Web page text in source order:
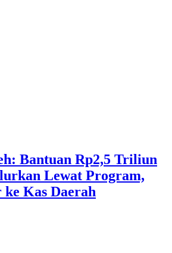
Bantuan Rp2,5 Triliun
Lewat Program,
Kas Daerah